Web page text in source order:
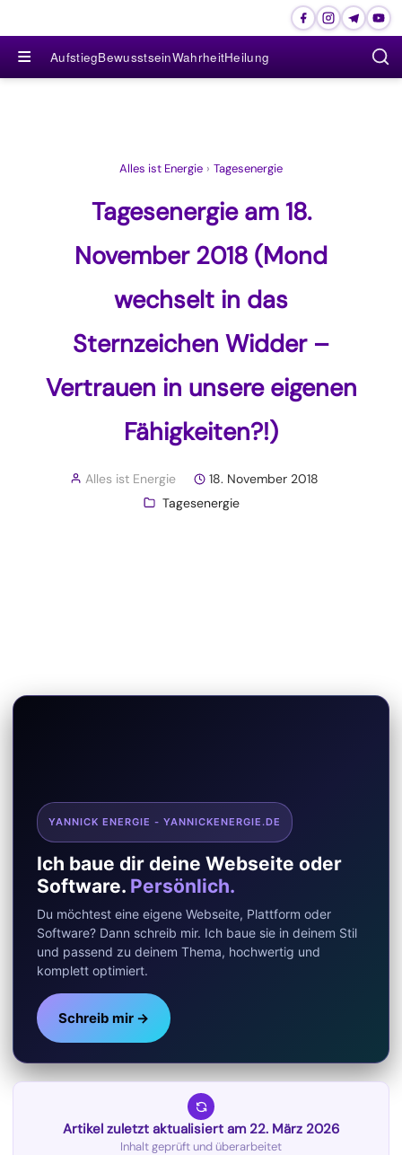
≡ AufstiegBewusstseinWahrheitHeilung
Alles ist Energie › Tagesenergie
Tagesenergie am 18.
November 2018 (Mond
wechselt in das
Sternzeichen Widder –
Vertrauen in unsere eigenen
Fähigkeiten?!)
Alles ist Energie
18. November 2018
Tagesenergie
YANNICK ENERGIE - YANNICKENERGIE.DE
Ich baue dir deine Webseite oder
Software. Persönlich.
Du möchtest eine eigene Webseite, Plattform oder
Software? Dann schreib mir. Ich baue sie in deinem Stil
und passend zu deinem Thema, hochwertig und
komplett optimiert.
Schreib mir →
Artikel zuletzt aktualisiert am 22. März 2026
Inhalt geprüft und überarbeitet